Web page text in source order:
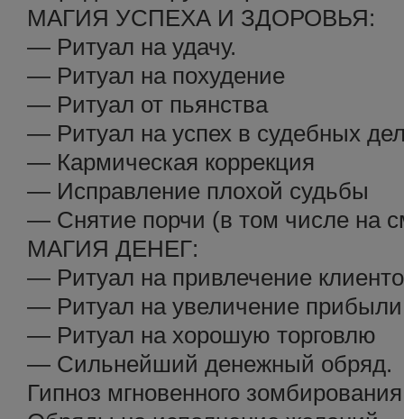
МАГИЯ УСПЕХА И ЗДОРОВЬЯ:
— Ритуал на удачу.
— Ритуал на похудение
— Ритуал от пьянства
— Ритуал на успех в судебных
— Кармическая коррекция
— Исправление плохой судьбы
— Снятие порчи (в том числе на
МАГИЯ ДЕНЕГ:
— Ритуал на привлечение
— Ритуал на увеличение прибыли
— Ритуал на хорошую торговлю
— Сильнейший денежный обряд.
Гипноз мгновенного